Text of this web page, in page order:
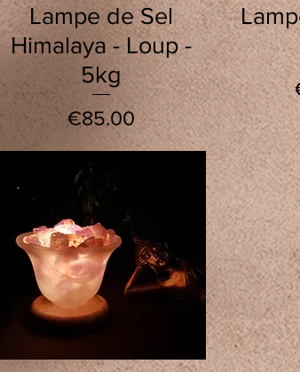
Quick View
Lampe de Sel
Himalaya - Loup -
5kg
Price
€85.00